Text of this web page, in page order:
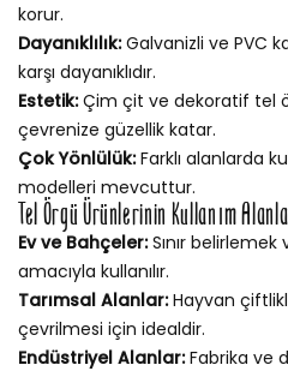
korur.
Dayanıklılık:Galvanizli ve PVC
karşı dayanıklıdır.
Estetik:Çim çit ve dekoratif tel
çevrenize güzellik katar.
Çok Yönlülük:Farklı alanlarda
modelleri mevcuttur.
Tel Örgü Ürünlerinin Kullanım
Ev ve Bahçeler:Sınır
amacıyla kullanılır.
Tarımsal Alanlar:Hayvan
çevrilmesi için idealdir.
Endüstriyel Alanlar:Fabrika ve